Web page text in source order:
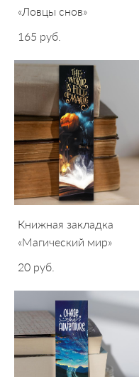
«Ловцы снов»
165 pуб.
Книжная закладка
«Магический мир»
20 pуб.